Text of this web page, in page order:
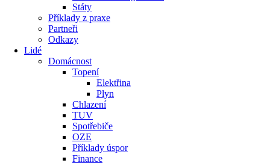
Státy
Příklady z praxe
Partneři
Odkazy
Lidé
Domácnost
Topení
Elektřina
Plyn
Chlazení
TUV
Spotřebiče
OZE
Příklady úspor
Finance